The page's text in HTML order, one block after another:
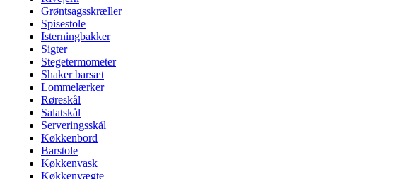
Grøntsagsskræller
Spisestole
Isterningbakker
Sigter
Stegetermometer
Shaker barsæt
Lommelærker
Røreskål
Salatskål
Serveringsskål
Køkkenbord
Barstole
Køkkenvask
Køkkenvægte